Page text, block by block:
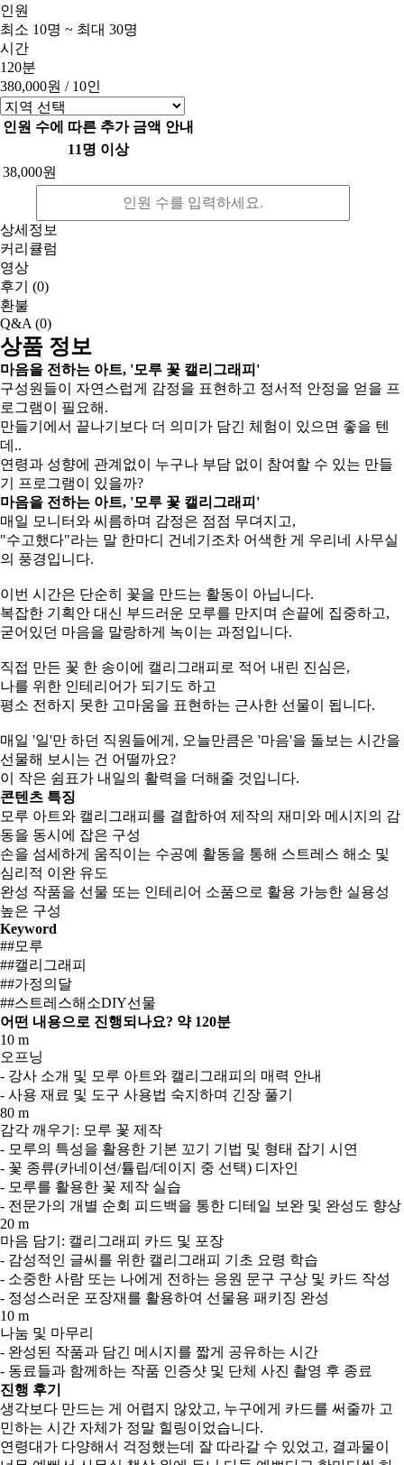
인원
최소 10명 ~ 최대 30명
시간
120분
380,000원 / 10인
인원 수에 따른 추가 금액 안내
11명 이상
38,000원
상세정보
커리큘럼
영상
후기 (0)
환불
Q&A (0)
상품 정보
마음을 전하는 아트, '모루 꽃 캘리그래피'
구성원들이 자연스럽게 감정을 표현하고 정서적 안정을 얻을 프
로그램이 필요해.
만들기에서 끝나기보다 더 의미가 담긴 체험이 있으면 좋을 텐
데..
연령과 성향에 관계없이 누구나 부담 없이 참여할 수 있는 만들
기 프로그램이 있을까?
마음을 전하는 아트, '모루 꽃 캘리그래피'
매일 모니터와 씨름하며 감정은 점점 무뎌지고,
"수고했다"라는 말 한마디 건네기조차 어색한 게 우리네 사무실
의 풍경입니다.
이번 시간은 단순히 꽃을 만드는 활동이 아닙니다.
복잡한 기획안 대신 부드러운 모루를 만지며 손끝에 집중하고,
굳어있던 마음을 말랑하게 녹이는 과정입니다.
직접 만든 꽃 한 송이에 캘리그래피로 적어 내린 진심은,
나를 위한 인테리어가 되기도 하고
평소 전하지 못한 고마움을 표현하는 근사한 선물이 됩니다.
매일 '일'만 하던 직원들에게, 오늘만큼은 '마음'을 돌보는 시간을
선물해 보시는 건 어떨까요?
이 작은 쉼표가 내일의 활력을 더해줄 것입니다.
콘텐츠 특징
모루 아트와 캘리그래피를 결합하여 제작의 재미와 메시지의 감
동을 동시에 잡은 구성
손을 섬세하게 움직이는 수공예 활동을 통해 스트레스 해소 및
심리적 이완 유도
완성 작품을 선물 또는 인테리어 소품으로 활용 가능한 실용성
높은 구성
Keyword
##모루
##캘리그래피
##가정의달
##스트레스해소DIY선물
어떤 내용으로 진행되나요? 약 120분
10 m
오프닝
- 강사 소개 및 모루 아트와 캘리그래피의 매력 안내
- 사용 재료 및 도구 사용법 숙지하며 긴장 풀기
80 m
감각 깨우기: 모루 꽃 제작
- 모루의 특성을 활용한 기본 꼬기 기법 및 형태 잡기 시연
- 꽃 종류(카네이션/튤립/데이지 중 선택) 디자인
- 모루를 활용한 꽃 제작 실습
- 전문가의 개별 순회 피드백을 통한 디테일 보완 및 완성도 향상
20 m
마음 담기: 캘리그래피 카드 및 포장
- 감성적인 글씨를 위한 캘리그래피 기초 요령 학습
- 소중한 사람 또는 나에게 전하는 응원 문구 구상 및 카드 작성
- 정성스러운 포장재를 활용하여 선물용 패키징 완성
10 m
나눔 및 마무리
- 완성된 작품과 담긴 메시지를 짧게 공유하는 시간
- 동료들과 함께하는 작품 인증샷 및 단체 사진 촬영 후 종료
진행 후기
생각보다 만드는 게 어렵지 않았고, 누구에게 카드를 써줄까 고
민하는 시간 자체가 정말 힐링이었습니다.
연령대가 다양해서 걱정했는데 잘 따라갈 수 있었고, 결과물이